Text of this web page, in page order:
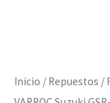
Inicio / Repuestos /